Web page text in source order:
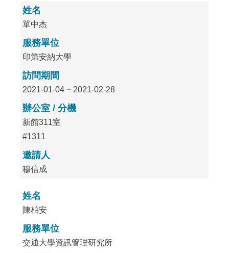
姓名
單中杰
服務單位
印第安納大學
訪問期間
2021-01-04 ~ 2021-02-28
辦公室 / 分機
新館311室
#1311
邀請人
穆信成
姓名
陳柏安
服務單位
交通大學資訊管理研究所